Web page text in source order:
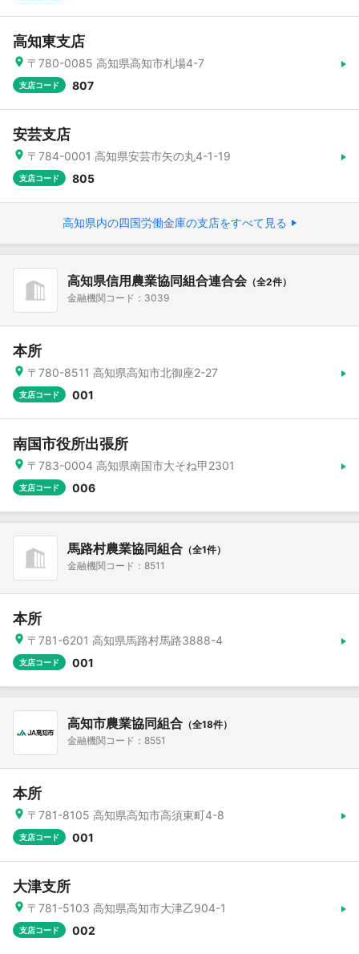
高知東支店
〒780-0085 高知県高知市札場4-7
支店コード 807
安芸支店
〒784-0001 高知県安芸市矢の丸4-1-19
支店コード 805
高知県内の四国労働金庫の支店をすべて見る
高知県信用農業協同組合連合会 （全2件）
金融機関コード：3039
本所
〒780-8511 高知県高知市北御座2-27
支店コード 001
南国市役所出張所
〒783-0004 高知県南国市大そね甲2301
支店コード 006
馬路村農業協同組合 （全1件）
金融機関コード：8511
本所
〒781-6201 高知県馬路村馬路3888-4
支店コード 001
高知市農業協同組合 （全18件）
金融機関コード：8551
本所
〒781-8105 高知県高知市高須東町4-8
支店コード 001
大津支所
〒781-5103 高知県高知市大津乙904-1
支店コード 002